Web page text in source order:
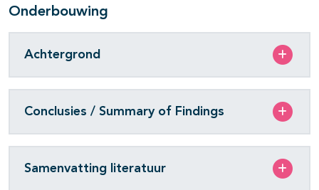
Onderbouwing
Achtergrond
Conclusies / Summary of Findings
Samenvatting literatuur